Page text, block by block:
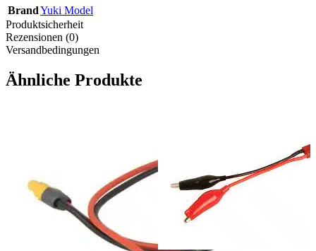
BrandYuki Model
Produktsicherheit
Rezensionen (0)
Versandbedingungen
Ähnliche Produkte